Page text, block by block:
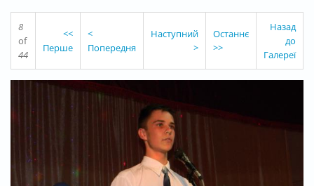
8
of
44
<<
Перше
<
Попередня
Наступний
>
Останнє
>>
Назад
до
Галереї